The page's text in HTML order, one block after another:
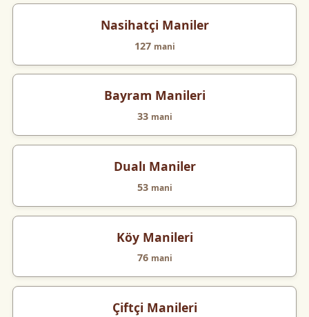
Nasihatçi Maniler
127 mani
Bayram Manileri
33 mani
Dualı Maniler
53 mani
Köy Manileri
76 mani
Çiftçi Manileri